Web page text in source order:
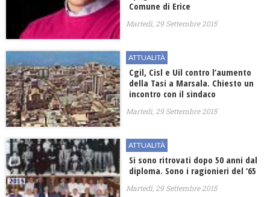
Comune di Erice
Martedì, 29 Settembre 2015
ATTUALITÀ
Cgil, Cisl e Uil contro l’aumento
della Tasi a Marsala. Chiesto un
incontro con il sindaco
Martedì, 29 Settembre 2015
ATTUALITÀ
Si sono ritrovati dopo 50 anni dal
diploma. Sono i ragionieri del ‘65
Martedì, 29 Settembre 2015